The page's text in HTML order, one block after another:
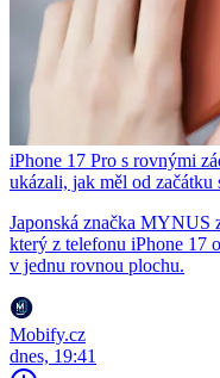
iPhone 17 Pro s rovnými
ukázali, jak měl od začátku
Japonská značka MYNUS
který z telefonu iPhone 17
v jednu rovnou plochu.
Mobify.cz
dnes, 19:41